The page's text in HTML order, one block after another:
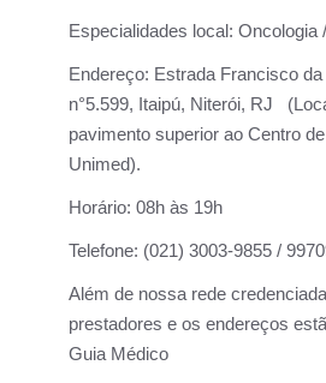
Especialidades local: Oncologia
Endereço: Estrada Francisco
n°5.599, Itaipú, Niterói, RJ
pavimento superior ao Centro
Unimed).
Horário: 08h às 19h
Telefone: (021) 3003-9855 /
Além de nossa rede
prestadores e os endereços
Guia Médico